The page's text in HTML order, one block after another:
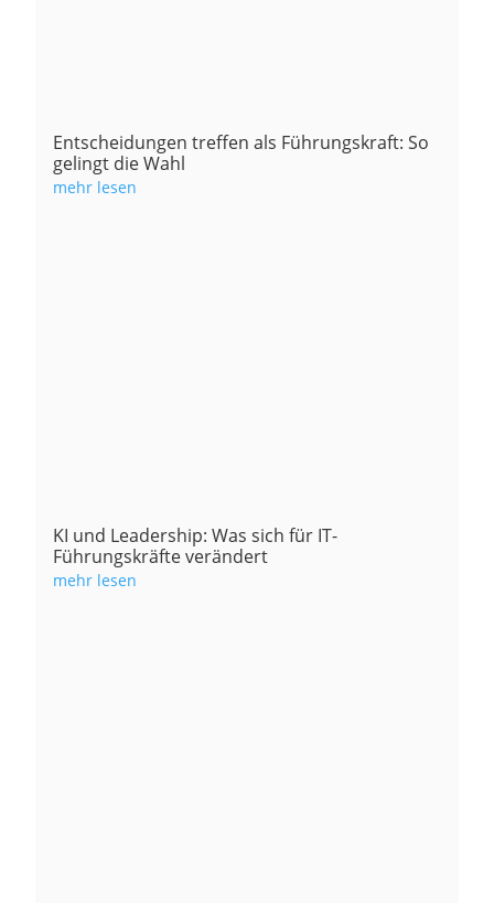
Entscheidungen treffen als Führungskraft: So
gelingt die Wahl
mehr lesen
KI und Leadership: Was sich für IT-
Führungskräfte verändert
mehr lesen